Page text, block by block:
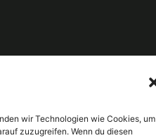
wir Technologien wie Cookies, um
zuzugreifen. Wenn du diesen